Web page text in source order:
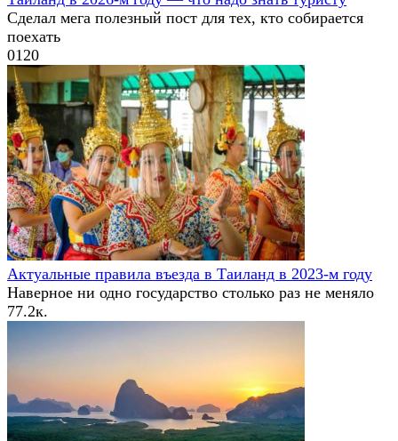
Сделал мега полезный пост для тех, кто собирается
поехать
0120
Актуальные правила въезда в Таиланд в 2023-м году
Наверное ни одно государство столько раз не меняло
77.2к.